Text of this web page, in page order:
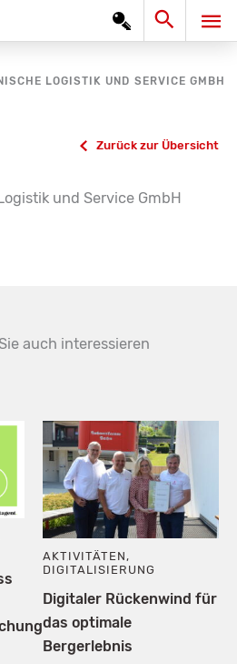
Search
LOGISTIK UND SERVICE GMBH
Zurück zur Übersicht
und Service GmbH
auch interessieren
AKTIVITÄTEN ,
DIGITALISIERUNG
Digitaler Rückenwind für
das optimale
Bergerlebnis